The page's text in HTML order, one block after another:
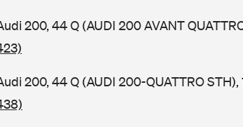
200, 44 Q (AUDI 200 AVANT
200, 44 Q (AUDI 200-QUATTRO